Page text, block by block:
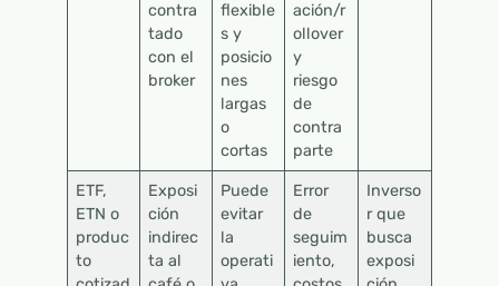
contra
tado
con el
broker
flexible
s y
posicio
nes
largas
o
cortas
ación/r
ollover
y
riesgo
de
contra
parte
ETF,
ETN o
produc
to
Exposi
ción
indirec
ta al
Puede
evitar
la
operati
Error
de
seguim
iento,
Inverso
r que
busca
exposi